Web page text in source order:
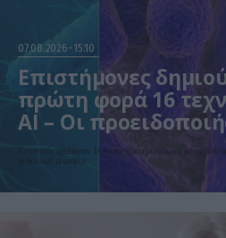
07.08.2026 15:10
Επιστήμονες
πρώτη φορά 16
AI – Οι
βιοασφάλεια
Ερευνητές σχεδίασαν 16 νέους βακτηριοφάγους με τη
ανθεκτικά μικρόβια